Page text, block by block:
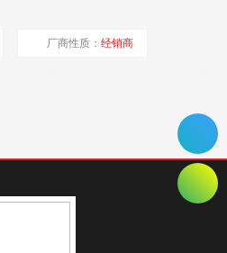
厂商性质：经销商